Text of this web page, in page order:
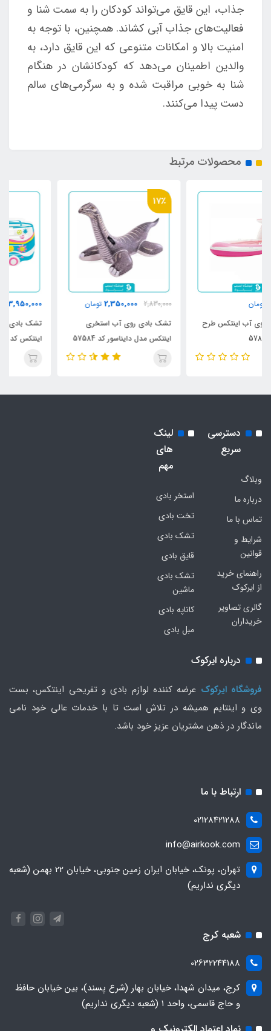
جذاب، این قایق می‌تواند کودکان را به سمت شنا و
فعالیت‌های جذاب آبی کشاند. همچنین، با توجه به
امنیت بالا و امکانات متنوعی که این قایق دارد، به
والدین اطمینان می‌دهد که کودکانشان در هنگام
شنا به خوبی مراقبت شده و به سرگرمی‌های سالم
دست پیدا می‌کنند.
محصولات مرتبط
2,830,000
تومان
تشک بادی روی آب استخری
اینتکس مدل دایناسور کد 57584
3,950,000 تومان
تشک بادی روی آب استخری
اینتکس کد 58728
دسترسی
سریع
وبلاگ
درباره ما
تماس با ما
شرایط و
قوانین
راهنمای خرید
از ایرکوک
گالری تصاویر
خریداران
لینک
های
مهم
استخر بادی
تخت بادی
تشک بادی
قایق بادی
تشک بادی
ماشین
کاناپه بادی
مبل بادی
درباره ایرکوک
فروشگاه ایرکوک عرضه کننده لوازم بادی و تفریحی اینتکس، بست
وی و اینتایم همیشه در تلاش است تا با خدمات عالی خود نامی
ماندگار در ذهن مشتریان عزیز خود باشد.
ارتباط با ما
02128421288
info@airkook.com
تهران، پونک، خیابان ایران زمین جنوبی، خیابان 22 بهمن (شعبه
دیگری نداریم)
شعبه کرج
02632244188
کرج، میدان شهدا، خیابان بهار (شرع پسند)، بین خیابان حافظ
و حاج قاسمی، واحد ۱ (شعبه دیگری نداریم)